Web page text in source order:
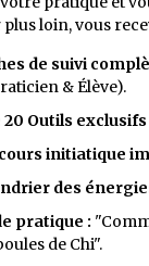
loin, vous
de suivi
& Élève).
20 Outils exclusifs
initiatique
des
pratique :
de Chi".